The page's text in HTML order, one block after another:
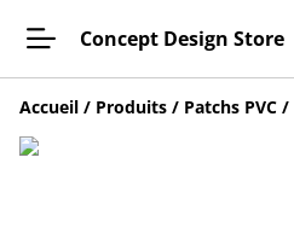
Concept Design Store
Accueil / Produits / Patchs PVC /